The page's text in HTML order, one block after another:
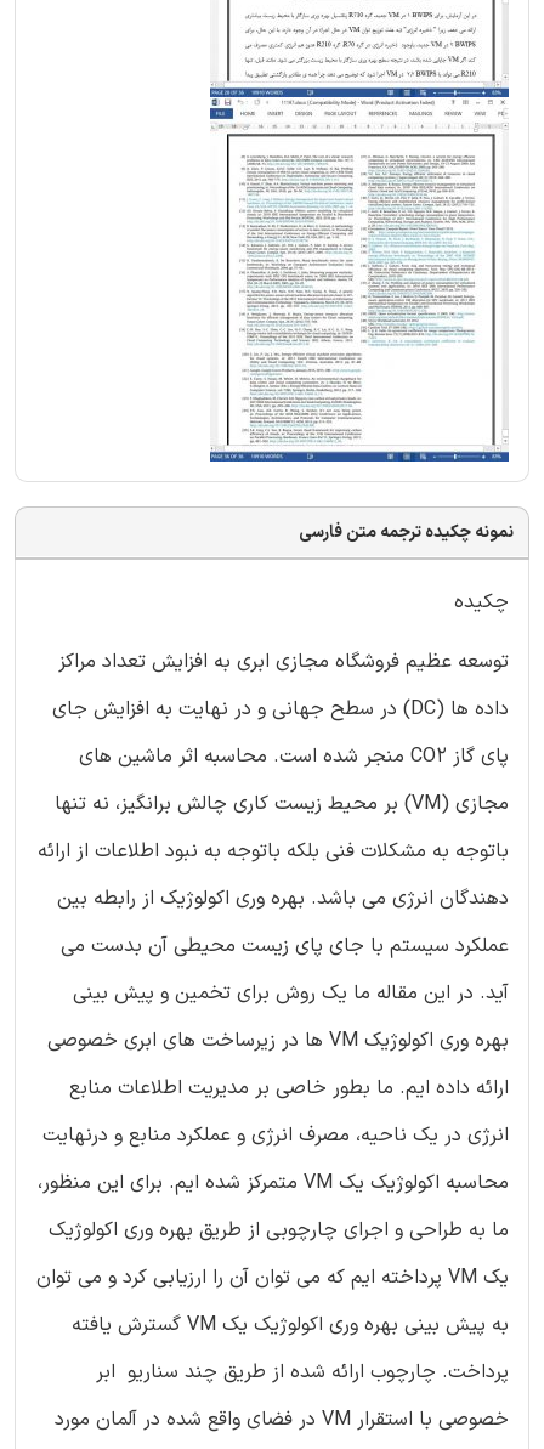
نمونه چکیده ترجمه متن فارسی
چکیده
توسعه عظیم فروشگاه مجازی ابری به افزایش تعداد مراکز
داده ها (DC) در سطح جهانی و در نهایت به افزایش جای
پای گاز CO2 منجر شده است. محاسبه اثر ماشین های
مجازی (VM) بر محیط زیست کاری چالش برانگیز، نه تنها
باتوجه به مشکلات فنی بلکه باتوجه به نبود اطلاعات از ارائه
دهندگان انرژی می باشد. بهره وری اکولوژیک از رابطه بین
عملکرد سیستم با جای پای زیست محیطی آن بدست می
آید. در این مقاله ما یک روش برای تخمین و پیش بینی
بهره وری اکولوژیک VM ها در زیرساخت های ابری خصوصی
ارائه داده ایم. ما بطور خاصی بر مدیریت اطلاعات منابع
انرژی در یک ناحیه، مصرف انرژی و عملکرد منابع و درنهایت
محاسبه اکولوژیک یک VM متمرکز شده ایم. برای این منظور،
ما به طراحی و اجرای چارچوبی از طریق بهره وری اکولوژیک
یک VM پرداخته ایم که می توان آن را ارزیابی کرد و می توان
به پیش بینی بهره وری اکولوژیک یک VM گسترش یافته
پرداخت. چارچوب ارائه شده از طریق چند سناریو ابر
خصوصی با استقرار VM در فضای واقع شده در آلمان مورد